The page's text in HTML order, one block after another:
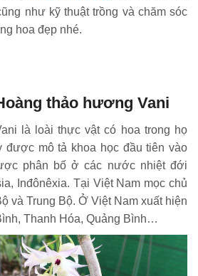
như kỹ thuật trồng và chăm sóc
hoa đẹp nhé.
thảo hương Vani
là loài thực vật có hoa trong họ
được mô tả khoa học đầu tiên vào
phân bố ở các nước nhiệt đới
Inđônêxia. Tại Việt Nam mọc chủ
và Trung Bộ. Ở Việt Nam xuất hiện
Thanh Hóa, Quảng Bình…